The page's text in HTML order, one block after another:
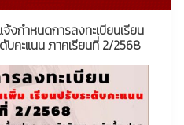
งกำหนดการลงทะเบียนเรียน
บคะแนน ภาคเรียนที่ 2/2568